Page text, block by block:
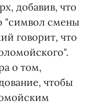
добавив, что
"символ смены
говорит, что
о том,
чтобы